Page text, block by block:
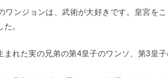
ワンジョンは、武術が大好きです。皇宮を
。
まれた実の兄弟の第4皇子のワンソ、第3皇子